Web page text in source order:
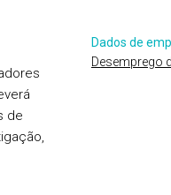
de
Dados de
Desemprego